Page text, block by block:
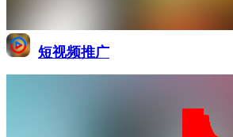
短视频推广